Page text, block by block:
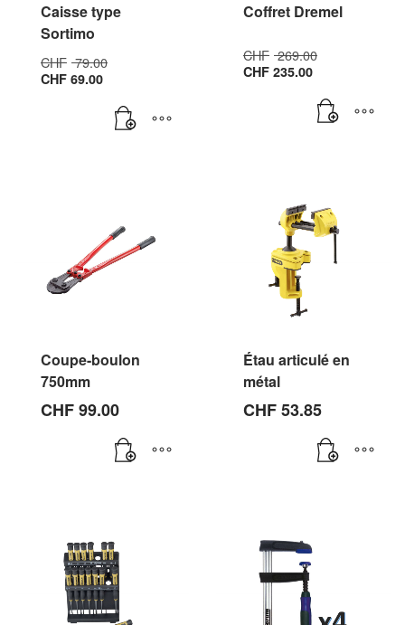
Caisse type
Sortimo
CHF 79.00
était :
CHF 79.00.
CHF 69.00Le
actuel
est :
Coffret Dremel
CHF 269.00
était :
CHF
CHF 235.00Le
actuel
est :
Coupe-boulon
750mm
CHF99.00
Étau articulé en
métal
CHF53.85